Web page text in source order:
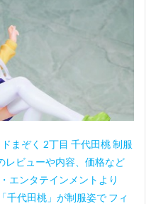
まぞく 2丁目 千代田桃 制服
レビューや内容、価格など
エンタテインメントより
千代田桃」が制服姿で フィ